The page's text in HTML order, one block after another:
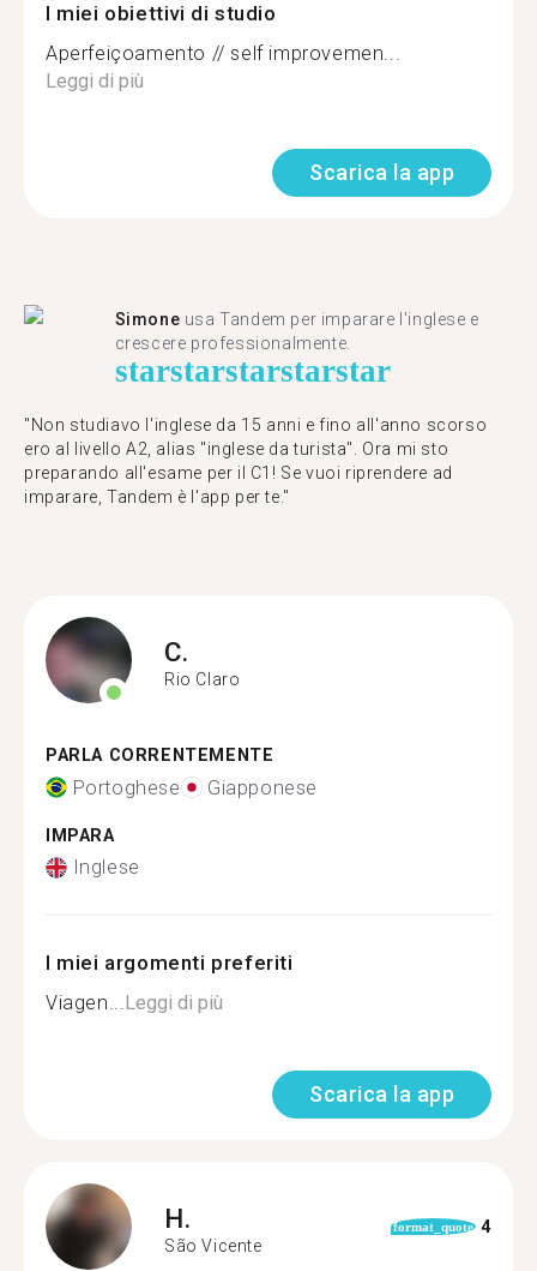
I miei obiettivi di studio
Aperfeiçoamento // self improvemen...
Leggi di più
Scarica la app
Simone usa Tandem per imparare l'inglese e
crescere professionalmente.
starstarstarstarstar
"Non studiavo l'inglese da 15 anni e fino all'anno scorso
ero al livello A2, alias "inglese da turista". Ora mi sto
preparando all'esame per il C1! Se vuoi riprendere ad
imparare, Tandem è l'app per te."
C.
Rio Claro
PARLA CORRENTEMENTE
Portoghese Giapponese
IMPARA
Inglese
I miei argomenti preferiti
Viagen...Leggi di più
Scarica la app
H.
São Vicente
format_quote 4